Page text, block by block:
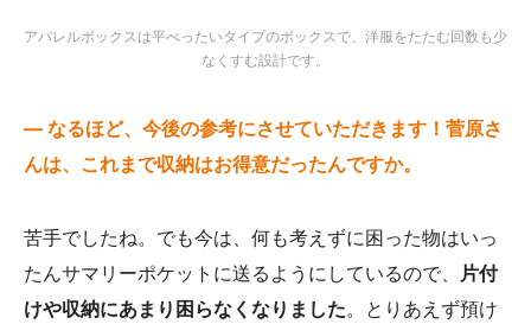
アパレルボックスは平べったいタイプのボックスで、洋服をたたむ回数も少
なくすむ設計です。
— なるほど、今後の参考にさせていただきます！菅原さ
んは、これまで収納はお得意だったんですか。
苦手でしたね。でも今は、何も考えずに困った物はいっ
たんサマリーポケットに送るようにしているので、
片付
けや収納にあまり困らなくなりました。とりあえず預け